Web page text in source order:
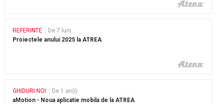
REFERINTE
De 7 luni
Proiectele anului 2025 la ATREA
GHIDURI NOI
De 1 an(i)
aMotion - Noua aplicatie mobila de la ATREA